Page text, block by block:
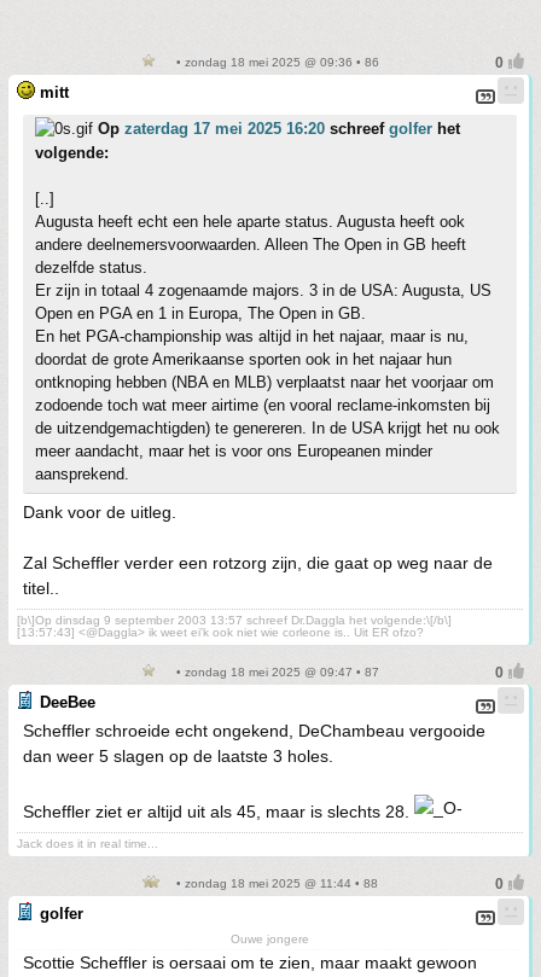
• zondag 18 mei 2025 @ 09:36 • 86
mitt
Op zaterdag 17 mei 2025 16:20 schreef golfer het
volgende:
[..]
Augusta heeft echt een hele aparte status. Augusta heeft ook
andere deelnemersvoorwaarden. Alleen The Open in GB heeft
dezelfde status.
Er zijn in totaal 4 zogenaamde majors. 3 in de USA: Augusta, US
Open en PGA en 1 in Europa, The Open in GB.
En het PGA-championship was altijd in het najaar, maar is nu,
doordat de grote Amerikaanse sporten ook in het najaar hun
ontknoping hebben (NBA en MLB) verplaatst naar het voorjaar om
zodoende toch wat meer airtime (en vooral reclame-inkomsten bij
de uitzendgemachtigden) te genereren. In de USA krijgt het nu ook
meer aandacht, maar het is voor ons Europeanen minder
aansprekend.
Dank voor de uitleg.
Zal Scheffler verder een rotzorg zijn, die gaat op weg naar de
titel..
[b\]Op dinsdag 9 september 2003 13:57 schreef Dr.Daggla het volgende:\[/b\]
[13:57:43] <@Daggla> ik weet ei'k ook niet wie corleone is.. Uit ER ofzo?
• zondag 18 mei 2025 @ 09:47 • 87
DeeBee
Scheffler schroeide echt ongekend, DeChambeau vergooide
dan weer 5 slagen op de laatste 3 holes.
Scheffler ziet er altijd uit als 45, maar is slechts 28.
Jack does it in real time...
• zondag 18 mei 2025 @ 11:44 • 88
golfer
Ouwe jongere
Scottie Scheffler is oersaai om te zien, maar maakt gewoon